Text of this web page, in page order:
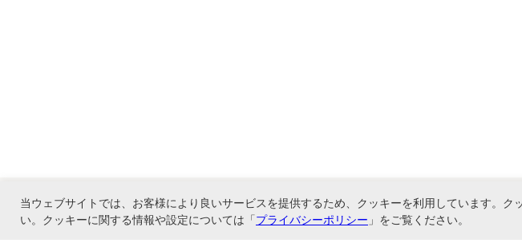
当ウェブサイトでは、お客様により良いサービスを提供するため、クッキーを利用しています。
い。クッキーに関する情報や設定については「プライバシーポリシー 」をご覧ください。